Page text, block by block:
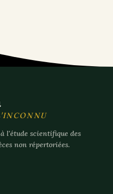
l'étude scientifique des
non répertoriées.